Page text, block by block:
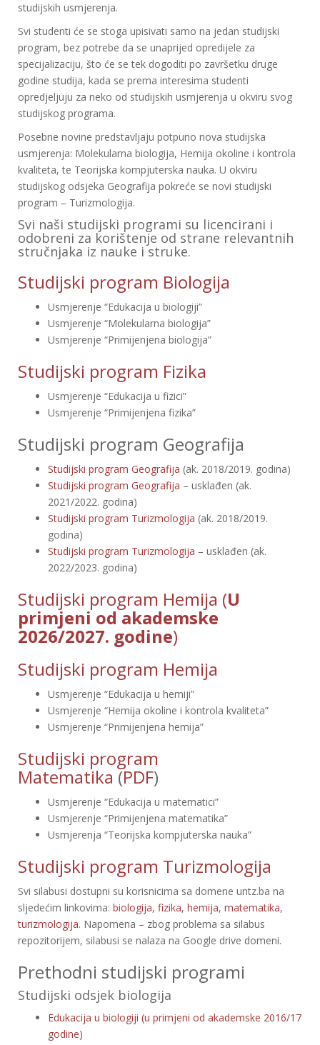
studijskih usmjerenja.
Svi studenti će se stoga upisivati samo na jedan studijski
program, bez potrebe da se unaprijed opredijele za
specijalizaciju, što će se tek dogoditi po završetku druge
godine studija, kada se prema interesima studenti
opredjeljuju za neko od studijskih usmjerenja u okviru svog
studijskog programa.
Posebne novine predstavljaju potpuno nova studijska
usmjerenja: Molekularna biologija, Hemija okoline i kontrola
kvaliteta, te Teorijska kompjuterska nauka. U okviru
studijskog odsjeka Geografija pokreće se novi studijski
program – Turizmologija.
Svi naši studijski programi su licencirani i
odobreni za korištenje od strane relevantnih
stručnjaka iz nauke i struke.
Studijski program Biologija
Usmjerenje “Edukacija u biologiji”
Usmjerenje “Molekularna biologija”
Usmjerenje “Primijenjena biologija”
Studijski program Fizika
Usmjerenje “Edukacija u fizici”
Usmjerenje “Primijenjena fizika”
Studijski program Geografija
Studijski program Geografija (ak. 2018/2019. godina)
Studijski program Geografija – usklađen (ak.
2021/2022. godina)
Studijski program Turizmologija (ak. 2018/2019.
godina)
Studijski program Turizmologija – usklađen (ak.
2022/2023. godina)
Studijski program Hemija (U
primjeni od akademske
2026/2027. godine)
Studijski program Hemija
Usmjerenje “Edukacija u hemiji”
Usmjerenje “Hemija okoline i kontrola kvaliteta”
Usmjerenje “Primijenjena hemija”
Studijski program
Matematika (PDF)
Usmjerenje “Edukacija u matematici”
Usmjerenje “Primijenjena matematika”
Usmjerenja “Teorijska kompjuterska nauka”
Studijski program Turizmologija
Svi silabusi dostupni su korisnicima sa domene untz.ba na
sljedećim linkovima: biologija, fizika, hemija, matematika,
turizmologija. Napomena – zbog problema sa silabus
repozitorijem, silabusi se nalaza na Google drive domeni.
Prethodni studijski programi
Studijski odsjek biologija
Edukacija u biologiji (u primjeni od akademske 2016/17
godine)